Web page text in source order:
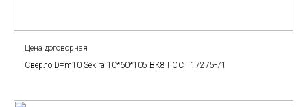
Цена договорная
Сверло D=m10 Sekira 10*60*105 BK8 ГОСТ 17275-71